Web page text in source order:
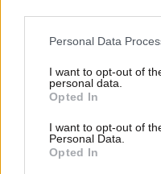
Please note that this
not limited to your visit or
grant or deny consent to
use your data for below
consent section.
Personal Data
I want to opt-out of
personal data.
Opted In
I want to opt-out of
Personal Data.
Opted In
Καλπες 20·03·2017
Α ρεεεεεε